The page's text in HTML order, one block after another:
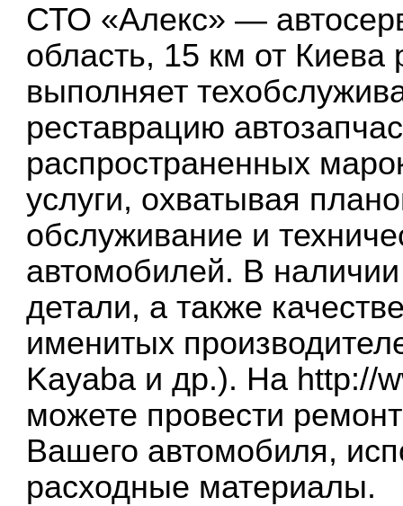
СТО «Алекс» —
область, 15 км от Киева
выполняет
реставрацию
распространенных
услуги, охватывая
обслуживание и
автомобилей. В
детали, а также
именитых
Kayaba и др.). На http://
можете провести
Вашего автомобиля,
расходные материалы.